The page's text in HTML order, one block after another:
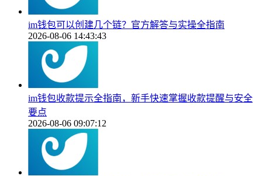
im钱包可以创建几个链？官方解答与实操全指南
2026-08-06 14:43:43
im钱包收款提示全指南，新手快速掌握收款提醒与安全
要点
2026-08-06 09:07:12